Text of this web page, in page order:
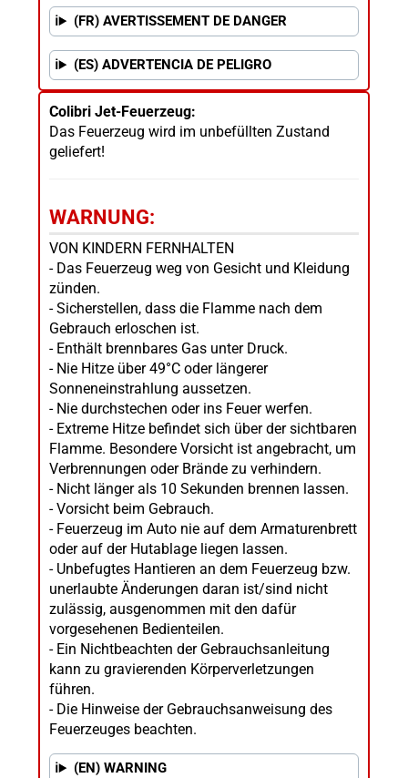
(FR) AVERTISSEMENT DE DANGER
(ES) ADVERTENCIA DE PELIGRO
Colibri Jet-Feuerzeug:
Das Feuerzeug wird im unbefüllten Zustand
geliefert!
WARNUNG:
VON KINDERN FERNHALTEN
- Das Feuerzeug weg von Gesicht und Kleidung
zünden.
- Sicherstellen, dass die Flamme nach dem
Gebrauch erloschen ist.
- Enthält brennbares Gas unter Druck.
- Nie Hitze über 49°C oder längerer
Sonneneinstrahlung aussetzen.
- Nie durchstechen oder ins Feuer werfen.
- Extreme Hitze befindet sich über der sichtbaren
Flamme. Besondere Vorsicht ist angebracht, um
Verbrennungen oder Brände zu verhindern.
- Nicht länger als 10 Sekunden brennen lassen.
- Vorsicht beim Gebrauch.
- Feuerzeug im Auto nie auf dem Armaturenbrett
oder auf der Hutablage liegen lassen.
- Unbefugtes Hantieren an dem Feuerzeug bzw.
unerlaubte Änderungen daran ist/sind nicht
zulässig, ausgenommen mit den dafür
vorgesehenen Bedienteilen.
- Ein Nichtbeachten der Gebrauchsanleitung
kann zu gravierenden Körperverletzungen
führen.
- Die Hinweise der Gebrauchsanweisung des
Feuerzeuges beachten.
(EN) WARNING